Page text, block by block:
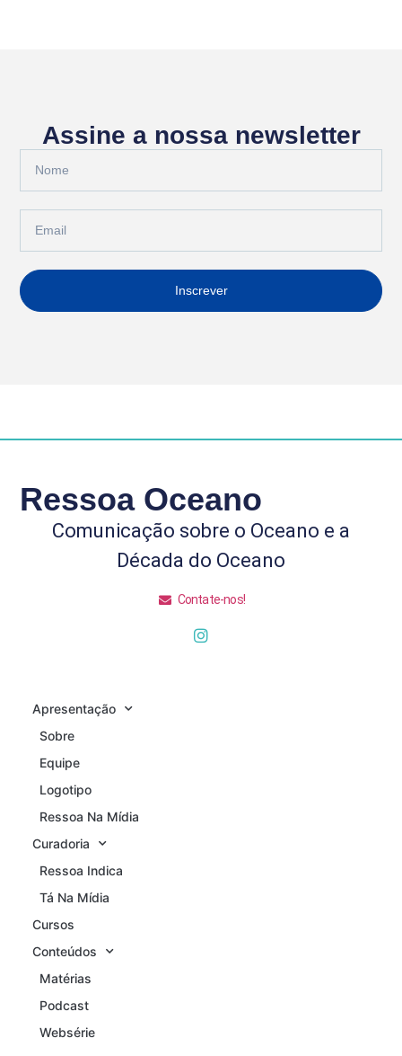
Assine a nossa newsletter
Inscrever
Ressoa Oceano
Comunicação sobre o Oceano e a
Década do Oceano
Contate-nos!
Apresentação
Sobre
Equipe
Logotipo
Ressoa Na Mídia
Curadoria
Ressoa Indica
Tá Na Mídia
Cursos
Conteúdos
Matérias
Podcast
Websérie